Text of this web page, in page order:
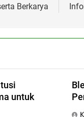
Berkarya
untuk